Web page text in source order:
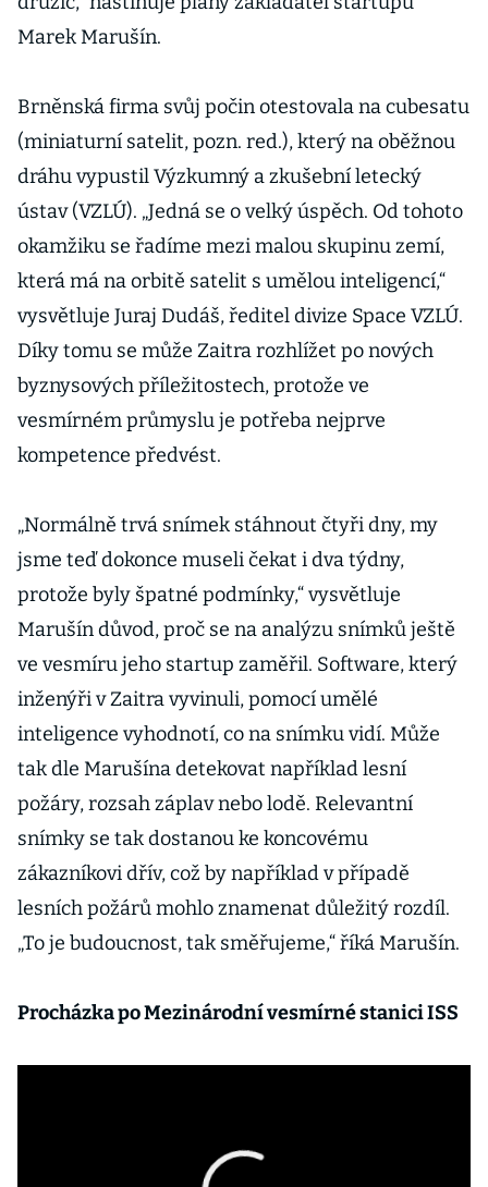
Marek Marušín.
Brněnská firma svůj počin otestovala na cubesatu
(miniaturní satelit, pozn. red.), který na oběžnou
dráhu vypustil Výzkumný a zkušební letecký
ústav (VZLÚ). „Jedná se o velký úspěch. Od tohoto
okamžiku se řadíme mezi malou skupinu zemí,
která má na orbitě satelit s umělou inteligencí,“
vysvětluje Juraj Dudáš, ředitel divize Space VZLÚ.
Díky tomu se může Zaitra rozhlížet po nových
byznysových příležitostech, protože ve
vesmírném průmyslu je potřeba nejprve
kompetence předvést.
„Normálně trvá snímek stáhnout čtyři dny, my
jsme teď dokonce museli čekat i dva týdny,
protože byly špatné podmínky,“ vysvětluje
Marušín důvod, proč se na analýzu snímků ještě
ve vesmíru jeho startup zaměřil. Software, který
inženýři v Zaitra vyvinuli, pomocí umělé
inteligence vyhodnotí, co na snímku vidí. Může
tak dle Marušína detekovat například lesní
požáry, rozsah záplav nebo lodě. Relevantní
snímky se tak dostanou ke koncovému
zákazníkovi dřív, což by například v případě
lesních požárů mohlo znamenat důležitý rozdíl.
„To je budoucnost, tak směřujeme,“ říká Marušín.
Procházka po Mezinárodní vesmírné stanici ISS